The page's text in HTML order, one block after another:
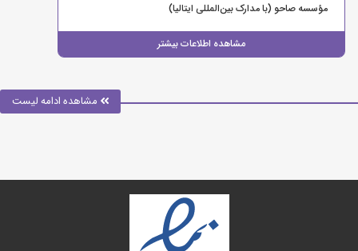
مؤسسه صاحو (با مدارک بین‌المللی ایتالیا)
مشاهده اطلاعات بیشتر
مشاهده ادامه لیست